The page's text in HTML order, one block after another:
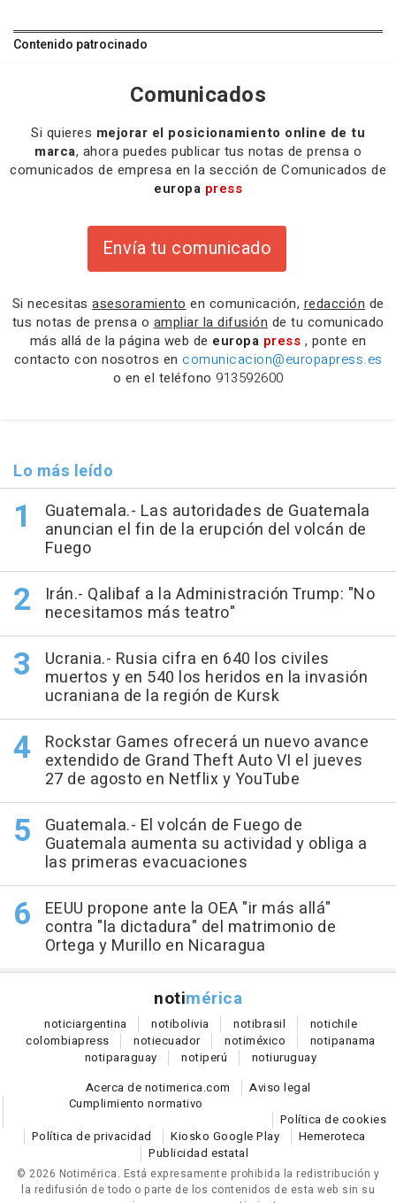
Contenido patrocinado
Comunicados
Si quieres mejorar el posicionamiento online de tu
marca, ahora puedes publicar tus notas de prensa o
comunicados de empresa en la sección de Comunicados de
europa press
Envía tu comunicado
Si necesitas asesoramiento en comunicación, redacción de
tus notas de prensa o ampliar la difusión de tu comunicado
más allá de la página web de europa press , ponte en
contacto con nosotros en comunicacion@europapress.es
o en el teléfono 913592600
Lo más leído
Guatemala.- Las autoridades de Guatemala
anuncian el fin de la erupción del volcán de
Fuego
Irán.- Qalibaf a la Administración Trump: "No
necesitamos más teatro"
Ucrania.- Rusia cifra en 640 los civiles
muertos y en 540 los heridos en la invasión
ucraniana de la región de Kursk
Rockstar Games ofrecerá un nuevo avance
extendido de Grand Theft Auto VI el jueves
27 de agosto en Netflix y YouTube
Guatemala.- El volcán de Fuego de
Guatemala aumenta su actividad y obliga a
las primeras evacuaciones
EEUU propone ante la OEA "ir más allá"
contra "la dictadura" del matrimonio de
Ortega y Murillo en Nicaragua
notimérica
noticiargentina notibolivia notibrasil notichile
colombiapress notiecuador notiméxico notipanama
notiparaguay notiperú notiuruguay
Acerca de notimerica.com
Aviso legal
Cumplimiento normativo
Política de cookies
Política de privacidad
Kiosko Google Play
Hemeroteca
Publicidad estatal
© 2026 Notimérica. Está expresamente prohibida la redistribución y
la redifusión de todo o parte de los contenidos de esta web sin su